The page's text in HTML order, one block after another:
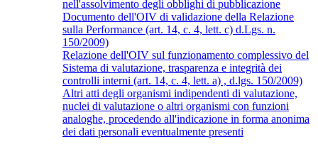
nell'assolvimento degli obblighi di pubblicazione
Documento dell'OIV di validazione della Relazione
sulla Performance (art. 14, c. 4, lett. c) d.Lgs. n.
150/2009)
Relazione dell'OIV sul funzionamento complessivo del
Sistema di valutazione, trasparenza e integrità dei
controlli interni (art. 14, c. 4, lett. a) , d.lgs. 150/2009)
Altri atti degli organismi indipendenti di valutazione,
nuclei di valutazione o altri organismi con funzioni
analoghe, procedendo all'indicazione in forma anonima
dei dati personali eventualmente presenti